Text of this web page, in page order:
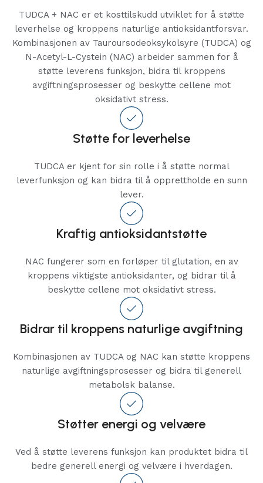
TUDCA + NAC er et kosttilskudd utviklet for å støtte
leverhelse og kroppens naturlige antioksidantforsvar.
Kombinasjonen av Tauroursodeoksykolsyre (TUDCA) og
N-Acetyl-L-Cystein (NAC) arbeider sammen for å
støtte leverens funksjon, bidra til kroppens
avgiftningsprosesser og beskytte cellene mot
oksidativt stress.
Støtte for leverhelse
TUDCA er kjent for sin rolle i å støtte normal
leverfunksjon og kan bidra til å opprettholde en sunn
lever.
Kraftig antioksidantstøtte
NAC fungerer som en forløper til glutation, en av
kroppens viktigste antioksidanter, og bidrar til å
beskytte cellene mot oksidativt stress.
Bidrar til kroppens naturlige avgiftning
Kombinasjonen av TUDCA og NAC kan støtte kroppens
naturlige avgiftningsprosesser og bidra til generell
metabolsk balanse.
Støtter energi og velvære
Ved å støtte leverens funksjon kan produktet bidra til
bedre generell energi og velvære i hverdagen.